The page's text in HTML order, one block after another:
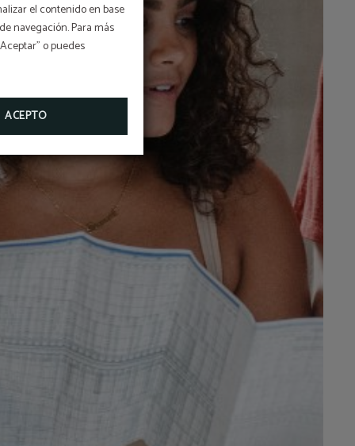
el contenido en base
navegación. Para más
o puedes
ACEPTO